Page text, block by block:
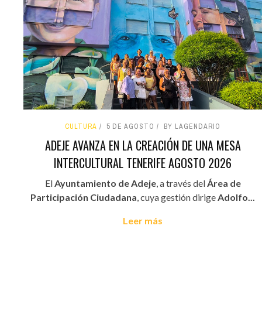
CULTURA 5 DE AGOSTO BY LAGENDARIO
ADEJE AVANZA EN LA CREACIÓN DE UNA MESA
INTERCULTURAL TENERIFE AGOSTO 2026
El Ayuntamiento de Adeje, a través del Área de
Participación Ciudadana , cuya gestión dirige Adolfo...
Leer más